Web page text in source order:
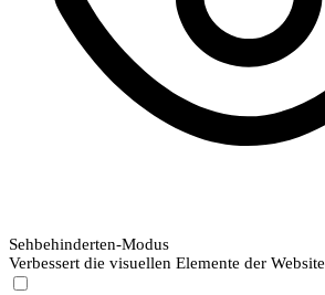
Sehbehinderten-Modus
Verbessert die visuellen Elemente der Website